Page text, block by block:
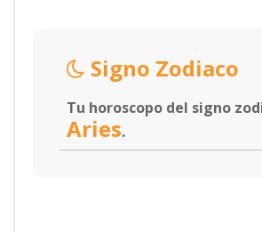
Signo Zodiaco
Tu horoscopo del signo
Aries.